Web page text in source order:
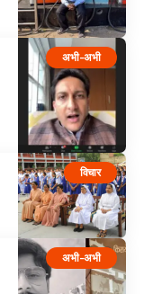
अभी-अभी
विचार
अभी-अभी